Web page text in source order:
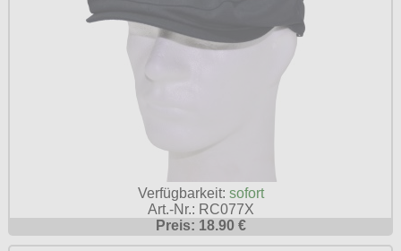
Verfügbarkeit: sofort
Art.-Nr.: RC077X
Preis: 18.90 €